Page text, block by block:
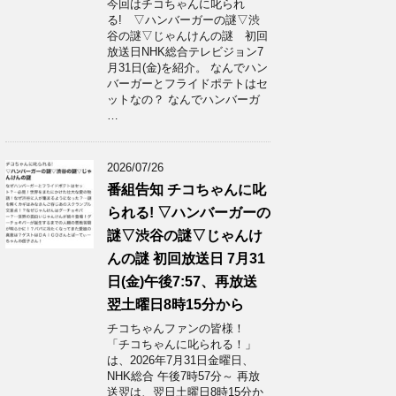
今回はチコちゃんに叱られ
る! ▽ハンバーガーの謎▽渋
谷の謎▽じゃんけんの謎 初回
放送日NHK総合テレビジョン7
月31日(金)を紹介。 なんでハン
バーガーとフライドポテトはセ
ットなの？ なんでハンバーガ
…
2026/07/26
番組告知 チコちゃんに叱
られる! ▽ハンバーガーの
謎▽渋谷の謎▽じゃんけ
んの謎 初回放送日 7月31
日(金)午後7:57、再放送
翌土曜日8時15分から
チコちゃんファンの皆様！
「チコちゃんに叱られる！」​
は、2026年7月31日金曜日、
NHK総合 午後7時57分～ 再放
送翌は、翌日土曜日8時15分か